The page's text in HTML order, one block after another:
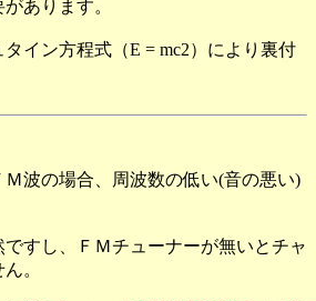
あります。
イン方程式（E = mc2）により裏付
波の場合、周波数の低い(音の悪い)
すし、ＦＭチューナーが無いとチャ
。